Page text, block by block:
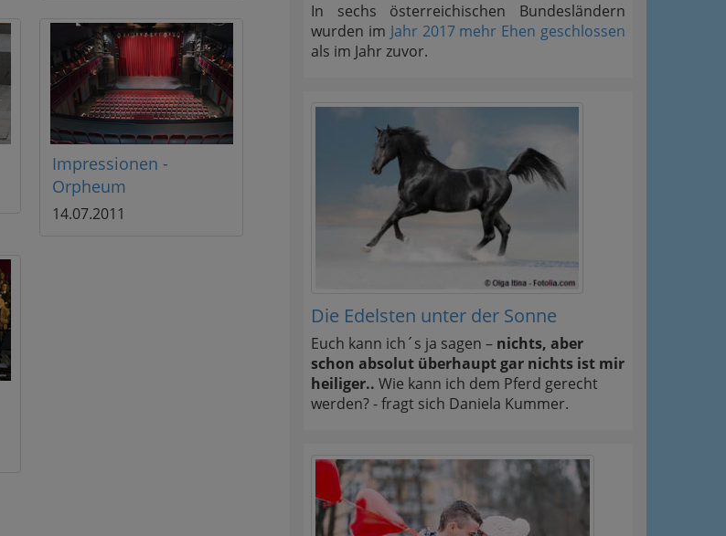
Impressionen -
Orpheum
14.07.2011
In sechs österreichischen Bundesländern
wurden im Jahr 2017 mehr Ehen geschlossen
als im Jahr zuvor.
Die Edelsten unter der Sonne
Euch kann ich´s ja sagen – nichts, aber
schon absolut überhaupt gar nichts ist mir
heiliger.. Wie kann ich dem Pferd gerecht
werden? - fragt sich Daniela Kummer.